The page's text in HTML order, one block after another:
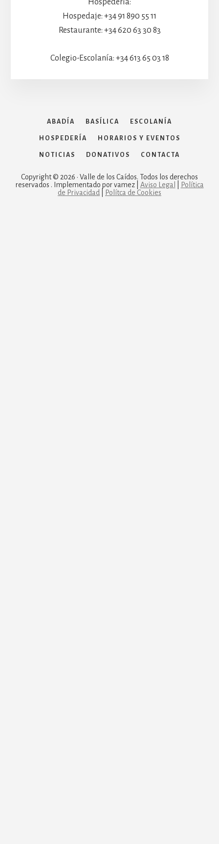
Hospedaje: +34 91 890 55 11
Restaurante: +34 620 63 30 83
Colegio-Escolanía: +34 613 65 03 18
ABADÍA BASÍLICA ESCOLANÍA
HOSPEDERÍA HORARIOS Y EVENTOS
NOTICIAS DONATIVOS CONTACTA
Copyright © 2026 · Valle de los Caídos. Todos los derechos
reservados . Implementado por vamez | Aviso Legal
Política
de Privacidad
Polítca de Cookies